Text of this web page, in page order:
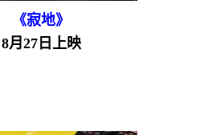
《寂地》
8月27日上映